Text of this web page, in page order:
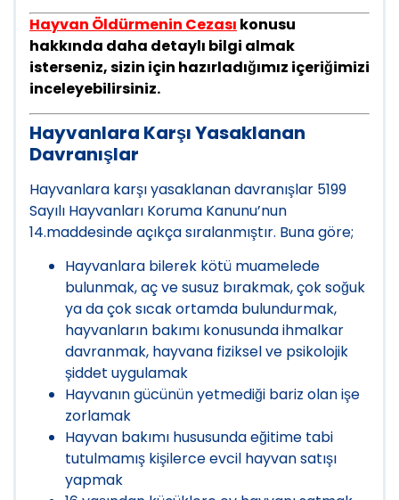
Hayvan Öldürmenin Cezası konusu
hakkında daha detaylı bilgi almak
isterseniz, sizin için hazırladığımız içeriğimizi
inceleyebilirsiniz.
Hayvanlara Karşı Yasaklanan
Davranışlar
Hayvanlara karşı yasaklanan davranışlar 5199
Sayılı Hayvanları Koruma Kanunu’nun
14.maddesinde açıkça sıralanmıştır. Buna göre;
Hayvanlara bilerek kötü muamelede
bulunmak, aç ve susuz bırakmak, çok soğuk
ya da çok sıcak ortamda bulundurmak,
hayvanların bakımı konusunda ihmalkar
davranmak, hayvana fiziksel ve psikolojik
şiddet uygulamak
Hayvanın gücünün yetmediği bariz olan işe
zorlamak
Hayvan bakımı hususunda eğitime tabi
tutulmamış kişilerce evcil hayvan satışı
yapmak